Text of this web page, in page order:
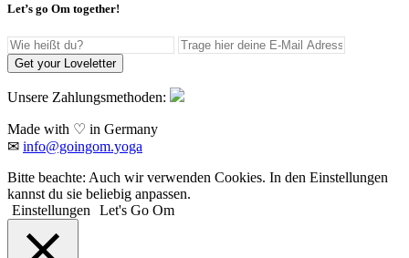
Let’s go Om together!
Get your Loveletter
Unsere Zahlungsmethoden:
Made with ♡ in Germany
✉ info@goingom.yoga
Bitte beachte: Auch wir verwenden Cookies. In den Einstellungen
kannst du sie beliebig anpassen.
Einstellungen
Let's Go Om